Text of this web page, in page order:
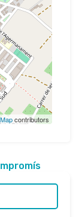
contributors